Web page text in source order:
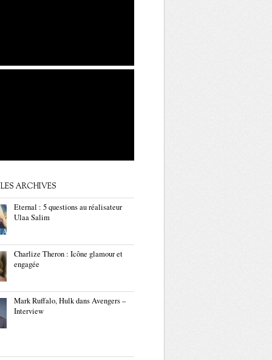
ARCHIVES
Eternal : 5 questions au réalisateur
Ulaa Salim
Charlize Theron : Icône glamour et
engagée
Mark Ruffalo, Hulk dans Avengers –
Interview